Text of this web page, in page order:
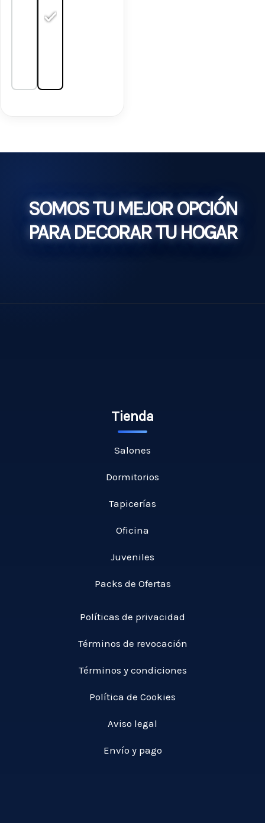
SOMOS TU MEJOR OPCIÓN
PARA DECORAR TU HOGAR
Tienda
Salones
Dormitorios
Tapicerías
Oficina
Juveniles
Packs de Ofertas
Políticas de privacidad
Términos de revocación
Términos y condiciones
Política de Cookies
Aviso legal
Envío y pago